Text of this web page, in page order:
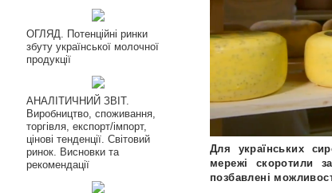
Для українських
мережі скоротили
позбавлені
ОГЛЯД. Потенційні ринки
збуту української молочної
продукції
АНАЛІТИЧНИЙ ЗВІТ.
Виробництво, споживання,
торгівля, експорт/імпорт,
цінові тенденції. Світовий
ринок. Висновки та
рекомендації